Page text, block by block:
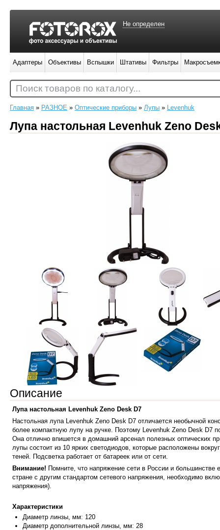
Главная » РАЗНОЕ » Оптические приборы » Лупы » Levenhuk
Лупа настольная Levenhuk Zeno
Описание
Лупа настольная Levenhuk Zeno Desk D7
Настольная лупа Levenhuk Zeno Desk D7 отличается необычной
более компактную лупу на ручке. Поэтому Levenhuk Zeno Desk D7
Она отлично впишется в домашний арсенал полезных оптических
лупы состоит из 10 ярких светодиодов, которые расположены
теней. Подсветка работает от батареек или от сети.
Внимание! Помните, что напряжение сети в России и большинстве
стране с другим стандартом сетевого напряжения, необходимо
напряжения).
Характеристики
Диаметр линзы, мм: 120
Диаметр дополнительной линзы, мм: 28
Не определен
Адаптеры Объективы Вспышки Штативы Фильтры
Поиск товаров по каталогу...